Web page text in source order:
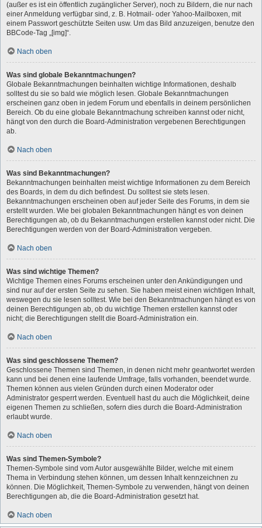
(außer es ist ein öffentlich zugänglicher Server), noch zu Bildern, die nur nach
einer Anmeldung verfügbar sind, z. B. Hotmail- oder Yahoo-Mailboxen, mit
einem Passwort geschützte Seiten usw. Um das Bild anzuzeigen, benutze den
BBCode-Tag „[img]“.
Nach oben
Was sind globale Bekanntmachungen?
Globale Bekanntmachungen beinhalten wichtige Informationen, deshalb
solltest du sie so bald wie möglich lesen. Globale Bekanntmachungen
erscheinen ganz oben in jedem Forum und ebenfalls in deinem persönlichen
Bereich. Ob du eine globale Bekanntmachung schreiben kannst oder nicht,
hängt von den durch die Board-Administration vergebenen Berechtigungen
ab.
Nach oben
Was sind Bekanntmachungen?
Bekanntmachungen beinhalten meist wichtige Informationen zu dem Bereich
des Boards, in dem du dich befindest. Du solltest sie stets lesen.
Bekanntmachungen erscheinen oben auf jeder Seite des Forums, in dem sie
erstellt wurden. Wie bei globalen Bekanntmachungen hängt es von deinen
Berechtigungen ab, ob du Bekanntmachungen erstellen kannst oder nicht. Die
Berechtigungen werden von der Board-Administration vergeben.
Nach oben
Was sind wichtige Themen?
Wichtige Themen eines Forums erscheinen unter den Ankündigungen und
sind nur auf der ersten Seite zu sehen. Sie haben meist einen wichtigen Inhalt,
weswegen du sie lesen solltest. Wie bei den Bekanntmachungen hängt es von
deinen Berechtigungen ab, ob du wichtige Themen erstellen kannst oder
nicht; die Berechtigungen stellt die Board-Administration ein.
Nach oben
Was sind geschlossene Themen?
Geschlossene Themen sind Themen, in denen nicht mehr geantwortet werden
kann und bei denen eine laufende Umfrage, falls vorhanden, beendet wurde.
Themen können aus vielen Gründen durch einen Moderator oder
Administrator gesperrt werden. Eventuell hast du auch die Möglichkeit, deine
eigenen Themen zu schließen, sofern dies durch die Board-Administration
erlaubt wurde.
Nach oben
Was sind Themen-Symbole?
Themen-Symbole sind vom Autor ausgewählte Bilder, welche mit einem
Thema in Verbindung stehen können, um dessen Inhalt kennzeichnen zu
können. Die Möglichkeit, Themen-Symbole zu verwenden, hängt von deinen
Berechtigungen ab, die die Board-Administration gesetzt hat.
Nach oben